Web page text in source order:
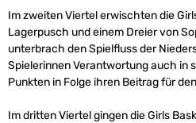
Im zweiten Viertel erwischten die
Lagerpusch und einem Dreier von
unterbrach den Spielfluss der
Spielerinnen Verantwortung auch in
Punkten in Folge ihren Beitrag für
Im dritten Viertel gingen die Girls